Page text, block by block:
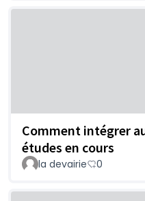
Comment intégrer
études en cours
la devairie 0